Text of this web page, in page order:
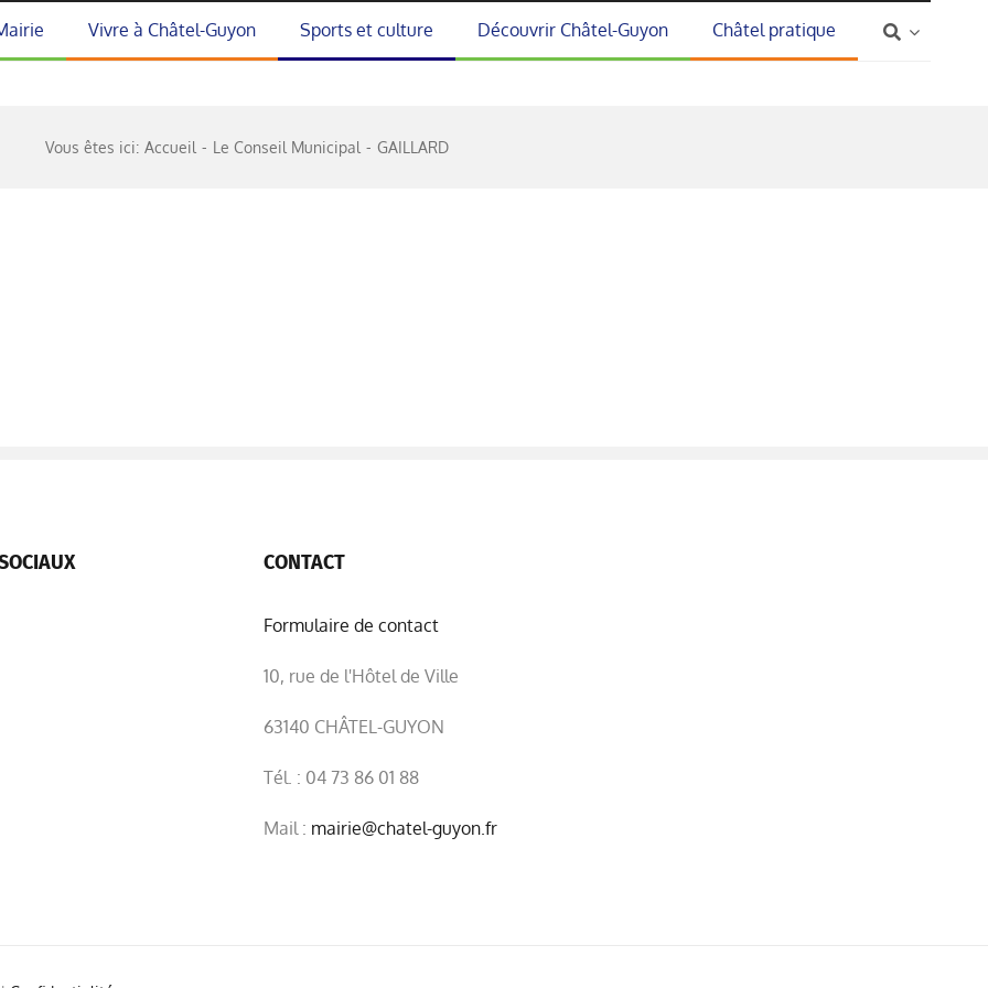
Vivre à Châtel-Guyon Sports et culture Découvrir Châtel-Guyon Châtel pratique
Vous êtes ici: Accueil Le Conseil Municipal GAILLARD
CONTACT
Formulaire de contact
10, rue de l'Hôtel de Ville
63140 CHÂTEL-GUYON
Tél. : 04 73 86 01 88
Mail : mairie@chatel-guyon.fr